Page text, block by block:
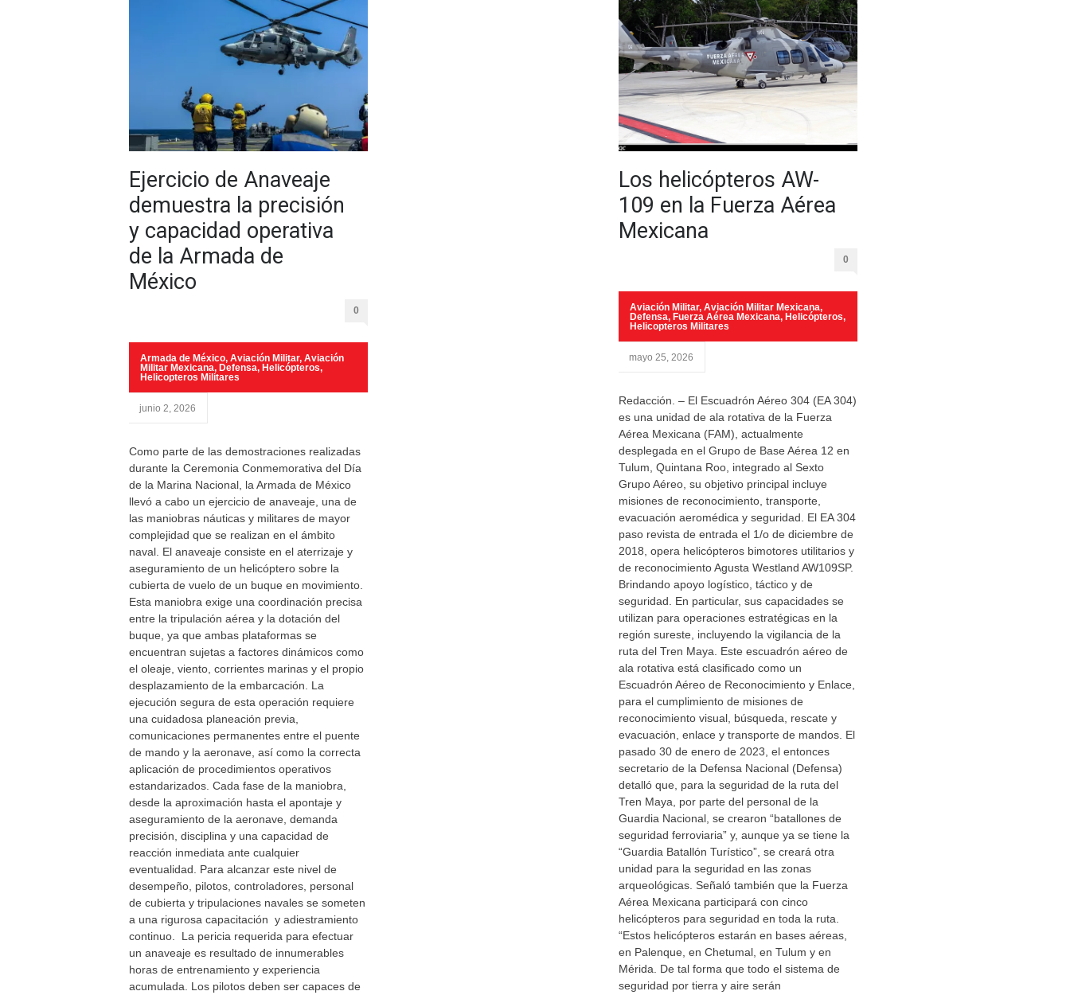
Ejercicio de Anaveaje
demuestra la precisión
y capacidad operativa
de la Armada de
México
0
Armada de México, Aviación Militar, Aviación
Militar Mexicana, Defensa, Helicópteros,
Helicopteros Militares
junio 2, 2026
Como parte de las demostraciones realizadas
durante la Ceremonia Conmemorativa del Día
de la Marina Nacional, la Armada de México
llevó a cabo un ejercicio de anaveaje, una de
las maniobras náuticas y militares de mayor
complejidad que se realizan en el ámbito
naval. El anaveaje consiste en el aterrizaje y
aseguramiento de un helicóptero sobre la
cubierta de vuelo de un buque en movimiento.
Esta maniobra exige una coordinación precisa
entre la tripulación aérea y la dotación del
buque, ya que ambas plataformas se
encuentran sujetas a factores dinámicos como
el oleaje, viento, corrientes marinas y el propio
desplazamiento de la embarcación. La
ejecución segura de esta operación requiere
una cuidadosa planeación previa,
comunicaciones permanentes entre el puente
de mando y la aeronave, así como la correcta
aplicación de procedimientos operativos
estandarizados. Cada fase de la maniobra,
desde la aproximación hasta el apontaje y
aseguramiento de la aeronave, demanda
precisión, disciplina y una capacidad de
reacción inmediata ante cualquier
eventualidad. Para alcanzar este nivel de
desempeño, pilotos, controladores, personal
de cubierta y tripulaciones navales se someten
a una rigurosa capacitación y adiestramiento
continuo. La pericia requerida para efectuar
un anaveaje es resultado de innumerables
horas de entrenamiento y experiencia
acumulada. Los pilotos deben ser capaces de
Los helicópteros AW-
109 en la Fuerza Aérea
Mexicana
0
Aviación Militar, Aviación Militar Mexicana,
Defensa, Fuerza Aérea Mexicana, Helicópteros,
Helicopteros Militares
mayo 25, 2026
Redacción. – El Escuadrón Aéreo 304 (EA 304)
es una unidad de ala rotativa de la Fuerza
Aérea Mexicana (FAM), actualmente
desplegada en el Grupo de Base Aérea 12 en
Tulum, Quintana Roo, integrado al Sexto
Grupo Aéreo, su objetivo principal incluye
misiones de reconocimiento, transporte,
evacuación aeromédica y seguridad. El EA 304
paso revista de entrada el 1/o de diciembre de
2018, opera helicópteros bimotores utilitarios y
de reconocimiento Agusta Westland AW109SP.
Brindando apoyo logístico, táctico y de
seguridad. En particular, sus capacidades se
utilizan para operaciones estratégicas en la
región sureste, incluyendo la vigilancia de la
ruta del Tren Maya. Este escuadrón aéreo de
ala rotativa está clasificado como un
Escuadrón Aéreo de Reconocimiento y Enlace,
para el cumplimiento de misiones de
reconocimiento visual, búsqueda, rescate y
evacuación, enlace y transporte de mandos. El
pasado 30 de enero de 2023, el entonces
secretario de la Defensa Nacional (Defensa)
detalló que, para la seguridad de la ruta del
Tren Maya, por parte del personal de la
Guardia Nacional, se crearon “batallones de
seguridad ferroviaria” y, aunque ya se tiene la
“Guardia Batallón Turístico”, se creará otra
unidad para la seguridad en las zonas
arqueológicas. Señaló también que la Fuerza
Aérea Mexicana participará con cinco
helicópteros para seguridad en toda la ruta.
“Estos helicópteros estarán en bases aéreas,
en Palenque, en Chetumal, en Tulum y en
Mérida. De tal forma que todo el sistema de
seguridad por tierra y aire serán